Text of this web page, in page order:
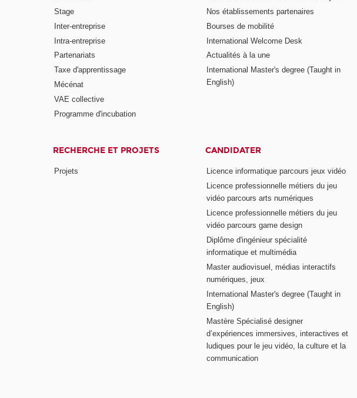
Stage
Inter-entreprise
Intra-entreprise
Partenariats
Taxe d'apprentissage
Mécénat
VAE collective
Programme d'incubation
Nos établissements partenaires
Bourses de mobilité
International Welcome Desk
Actualités à la une
International Master's degree (Taught in
English)
RECHERCHE ET PROJETS
Projets
CANDIDATER
Licence informatique parcours jeux vidéo
Licence professionnelle métiers du jeu
vidéo parcours arts numériques
Licence professionnelle métiers du jeu
vidéo parcours game design
Diplôme d'ingénieur spécialité
informatique et multimédia
Master audiovisuel, médias interactifs
numériques, jeux
International Master's degree (Taught in
English)
Mastère Spécialisé designer
d’expériences immersives, interactives et
ludiques pour le jeu vidéo, la culture et la
communication